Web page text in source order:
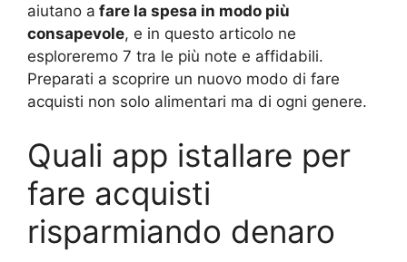
aiutano a fare la spesa in modo più
consapevole, e in questo articolo ne
esploreremo 7 tra le più note e affidabili.
Preparati a scoprire un nuovo modo di fare
acquisti non solo alimentari ma di ogni genere.
Quali app istallare per
fare acquisti
risparmiando denaro